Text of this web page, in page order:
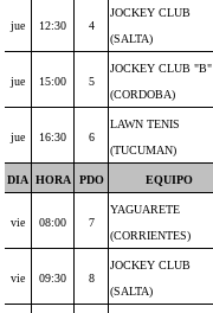
jue 12:30 4
JOCKEY CLUB
(SALTA)
jue 15:00 5
JOCKEY CLUB "B"
(CORDOBA)
jue 16:30 6
LAWN TENIS
(TUCUMAN)
DIA HORA PDO EQUIPO
vie 08:00 7
YAGUARETE
(CORRIENTES)
vie 09:30 8
JOCKEY CLUB
(SALTA)